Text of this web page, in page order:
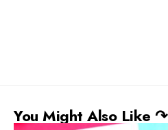
You Might Also Like ↷